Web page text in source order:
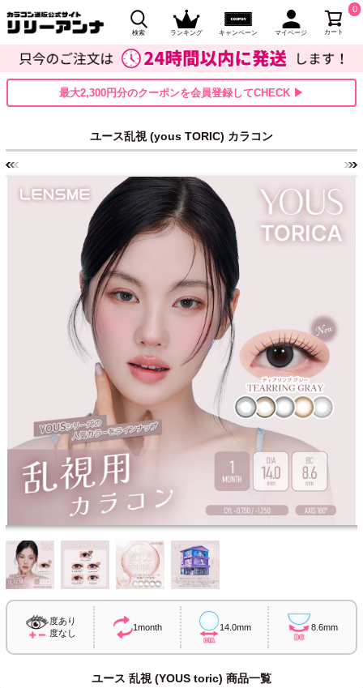
検索 ランキング キャンペーン マイページ カート
0
最大2,300円分のクーポンを会員登録してCHECK ▶
ユース乱視 (yous TORIC) カラコン
度あり
度なし
1month 14.0mm 8.6mm
ユース 乱視 (YOUS toric) 商品一覧